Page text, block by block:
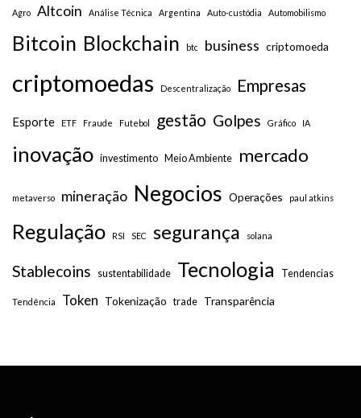
Agro Altcoin Análise Técnica Argentina Auto-custódia Automobilismo
Bitcoin Blockchain btc business criptomoeda
criptomoedas Descentralização Empresas
Esporte ETF Fraude Futebol gestão Golpes Gráfico IA
inovação investimento Meio Ambiente mercado
metaverso mineração Negocios Operações paul atkins
Regulação RSI SEC segurança solana
Stablecoins sustentabilidade Tecnologia Tendencias
Tendência Token Tokenização trade Transparência